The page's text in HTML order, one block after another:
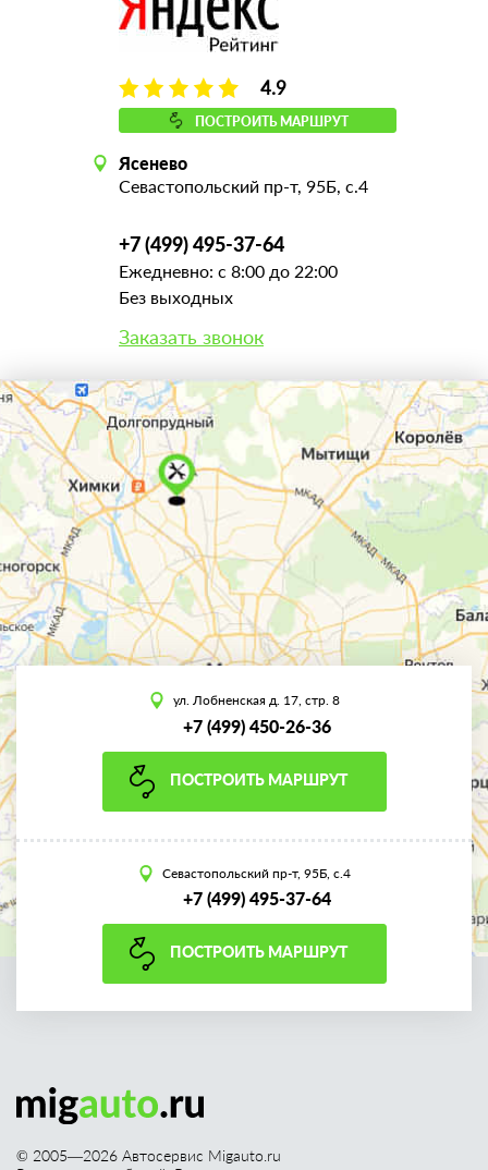
4.9
ПОСТРОИТЬ МАРШРУТ
Ясенево
Севастопольский пр-т, 95Б, с.4
+7 (499) 495-37-64
Ежедневно: с 8:00 до 22:00
Без выходных
Заказать звонок
ул. Лобненская д. 17, стр. 8
+7 (499) 450-26-36
ПОСТРОИТЬ МАРШРУТ
Севастопольский пр-т, 95Б, с.4
+7 (499) 495-37-64
ПОСТРОИТЬ МАРШРУТ
© 2005—2026 Автосервис Migauto.ru